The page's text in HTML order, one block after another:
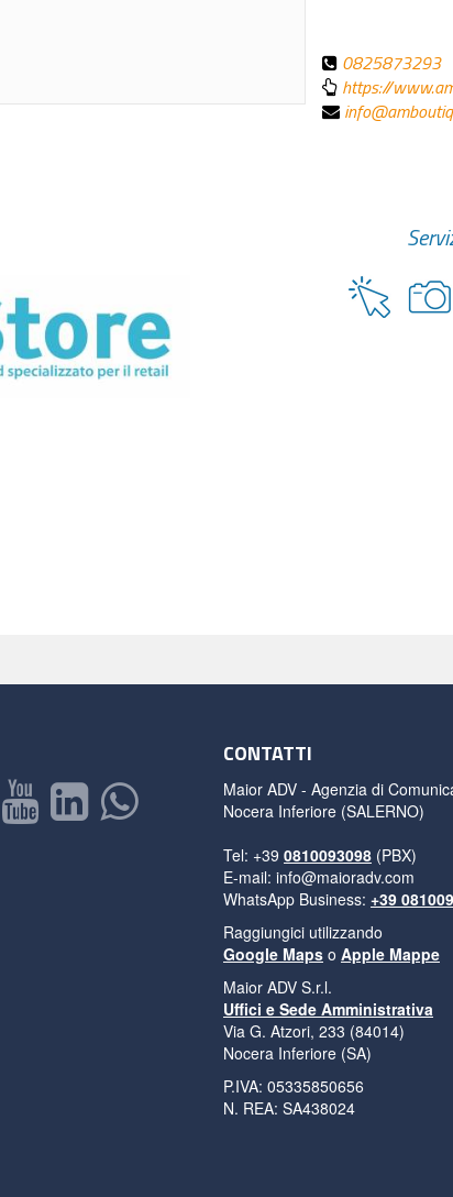
0825873293
https://
CONTATTI
Maior ADV - Agenzia di
Nocera Inferiore (SALERNO)
Tel: +39 0810093098 (PBX)
E-mail: info@maioradv.com
WhatsApp Business: +39
Raggiungici utilizzando
Google Maps o Apple Mappe
Maior ADV S.r.l.
Uffici e Sede Amministrativa
Via G. Atzori, 233 (84014)
Nocera Inferiore (SA)
P.IVA: 05335850656
N. REA: SA438024